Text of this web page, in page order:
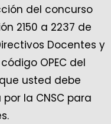
del concurso
2150 a 2237 de
Docentes y
OPEC del
usted debe
la CNSC para